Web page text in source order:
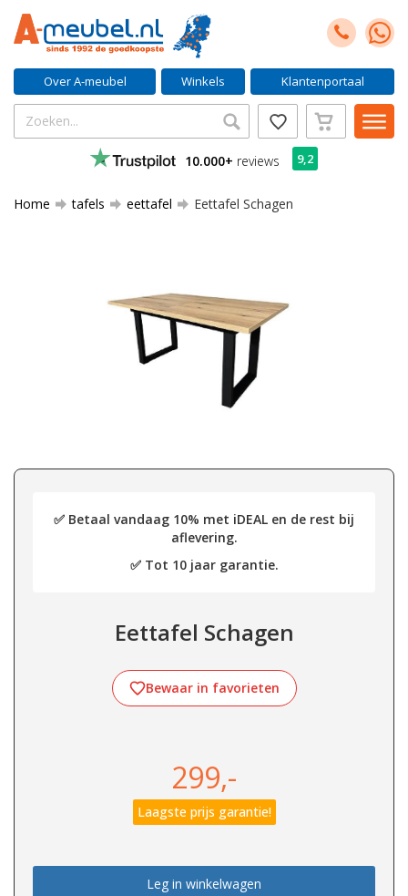
Over A-meubel Winkels Klantenportaal
10.000+ reviews 9,2
Home tafels eettafel Eettafel Schagen
✅ Betaal vandaag 10% met iDEAL en de rest bij
aflevering.
✅ Tot 10 jaar garantie.
Eettafel Schagen
Bewaar in favorieten
299,-
Laagste prijs garantie!
Leg in winkelwagen